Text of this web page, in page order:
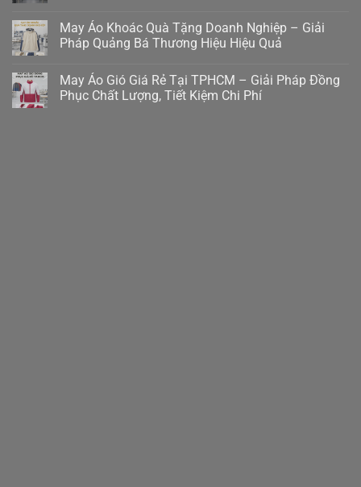
May Áo Khoác Quà Tặng Doanh Nghiệp – Giải
Pháp Quảng Bá Thương Hiệu Hiệu Quả
May Áo Gió Giá Rẻ Tại TPHCM – Giải Pháp Đồng
Phục Chất Lượng, Tiết Kiệm Chi Phí